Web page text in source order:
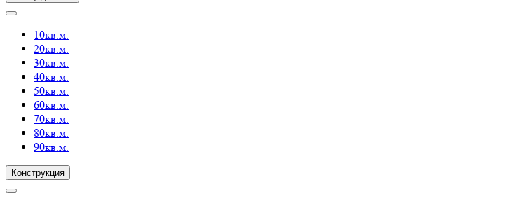
10кв.м.
20кв.м.
30кв.м.
40кв.м.
50кв.м.
60кв.м.
70кв.м.
80кв.м.
90кв.м.
Конструкция